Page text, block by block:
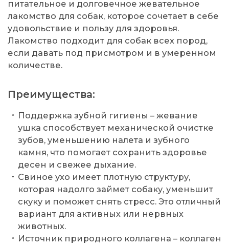
питательное и долговечное жевательное
лакомство для собак, которое сочетает в себе
удовольствие и пользу для здоровья.
Лакомство подходит для собак всех пород,
если давать под присмотром и в умеренном
количестве.
Преимущества:
Поддержка зубной гигиены – жевание
ушка способствует механической очистке
зубов, уменьшению налета и зубного
камня, что помогает сохранить здоровье
десен и свежее дыхание.
Свиное ухо имеет плотную структуру,
которая надолго займет собаку, уменьшит
скуку и поможет снять стресс. Это отличный
вариант для активных или нервных
животных.
Источник природного коллагена – коллаген